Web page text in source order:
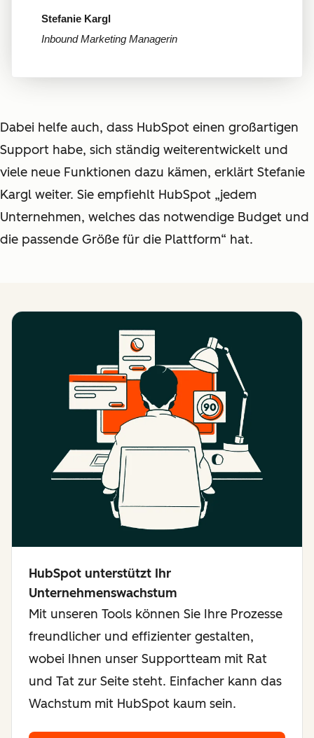
Stefanie Kargl
Inbound Marketing Managerin
Dabei helfe auch, dass HubSpot einen großartigen
Support habe, sich ständig weiterentwickelt und
viele neue Funktionen dazu kämen, erklärt Stefanie
Kargl weiter. Sie empfiehlt HubSpot „jedem
Unternehmen, welches das notwendige Budget und
die passende Größe für die Plattform“ hat.
HubSpot unterstützt Ihr
Unternehmenswachstum
Mit unseren Tools können Sie Ihre Prozesse
freundlicher und effizienter gestalten,
wobei Ihnen unser Supportteam mit Rat
und Tat zur Seite steht. Einfacher kann das
Wachstum mit HubSpot kaum sein.